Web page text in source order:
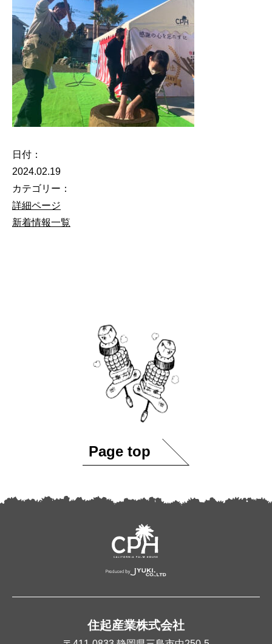
日付：
2024.02.19
カテゴリー：
詳細ページ
新着情報一覧
Page top
住起産業株式会社